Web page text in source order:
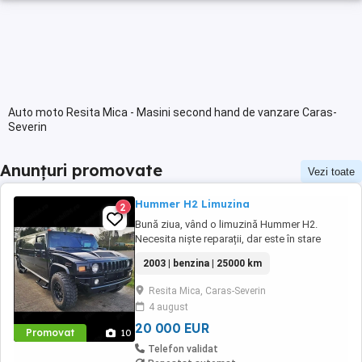
Auto moto Resita Mica - Masini second hand de vanzare Caras-
Severin
Anunțuri promovate Vezi toate
Promovat 10
2 Hummer H2 Limuzina
Bună ziua, vând o limuzină Hummer H2.
Necesita niște reparații, dar este în stare
închirieri sau muncă ca șofer. Accept orice fel
de schimb. Nu ezitați să mă contactați.
2003 | benzina | 25000 km
Resita Mica, Caras-Severin
4 august
20 000 EUR
Telefon validat